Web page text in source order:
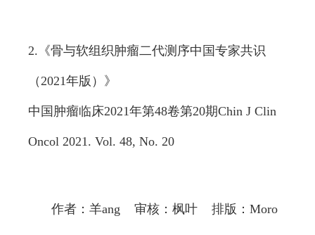
2.《骨与软组织肿瘤二代测序中国专家共识
（2021年版）》
中国肿瘤临床2021年第48卷第20期Chin J Clin
Oncol 2021. Vol. 48, No. 20
作者：羊ang 审核：枫叶 排版：Moro